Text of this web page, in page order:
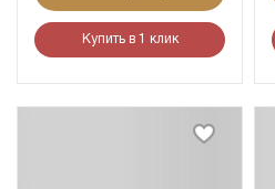
Купить в 1 клик